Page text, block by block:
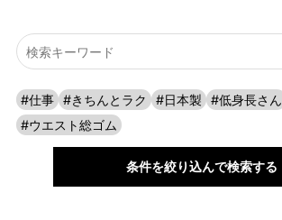
#仕事 #きちんとラク #日本製
#低身長さん
#ウエスト総ゴム
条件を絞り込んで検索する